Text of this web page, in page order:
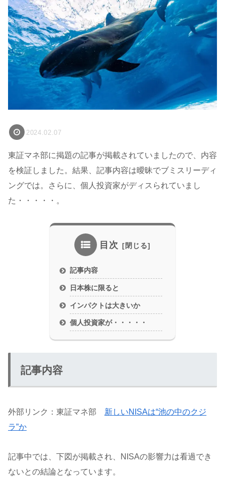
2024.02.07
東証マネ部に掲題の記事が掲載されていましたので、内容
を検証しました。結果、記事内容は曖昧でブミスリーディ
ングでは。さらに、個人投資家がディスられていまし
た・・・・・。
目次
記事内容
日本株に限ると
インパクトは大きいか
個人投資家が・・・・・
記事内容
外部リンク：東証マネ部 新しいNISAは“池の中のクジ
ラ”か
記事中では、下図が掲載され、NISAの影響力は看過でき
ないとの結論となっています。